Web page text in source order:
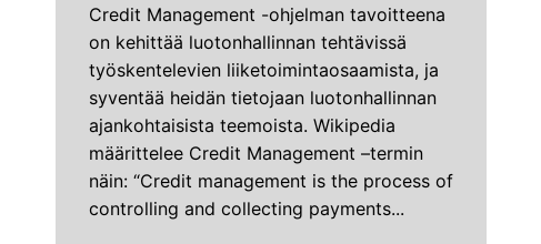
Credit Management -ohjelman tavoitteena
on kehittää luotonhallinnan tehtävissä
työskentelevien liiketoimintaosaamista, ja
syventää heidän tietojaan luotonhallinnan
ajankohtaisista teemoista. Wikipedia
määrittelee Credit Management –termin
näin: “Credit management is the process of
controlling and collecting payments...